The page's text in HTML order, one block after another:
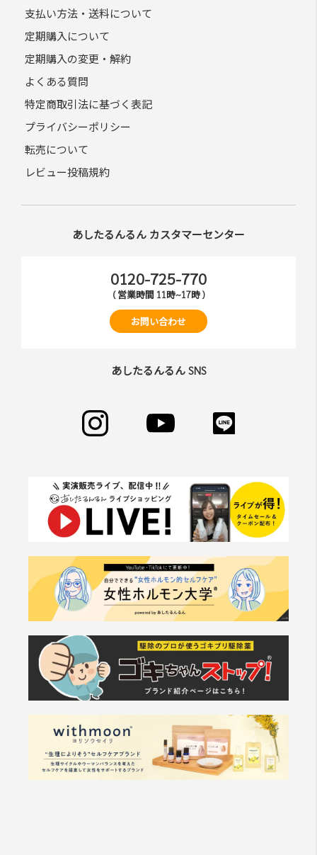
支払い方法・送料について
定期購入について
定期購入の変更・解約
よくある質問
特定商取引法に基づく表記
プライバシーポリシー
転売について
レビュー投稿規約
あしたるんるん カスタマーセンター
0120-725-770
( 営業時間 11時~17時 )
お問い合わせ
あしたるんるん SNS